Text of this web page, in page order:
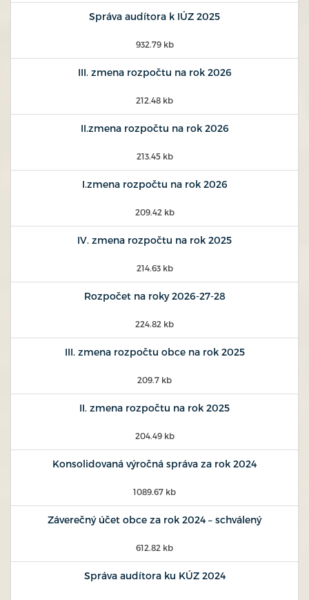
Správa audítora k IÚZ 2025
932.79 kb
III. zmena rozpočtu na rok 2026
212.48 kb
II.zmena rozpočtu na rok 2026
213.45 kb
I.zmena rozpočtu na rok 2026
209.42 kb
IV. zmena rozpočtu na rok 2025
214.63 kb
Rozpočet na roky 2026-27-28
224.82 kb
III. zmena rozpočtu obce na rok 2025
209.7 kb
II. zmena rozpočtu na rok 2025
204.49 kb
Konsolidovaná výročná správa za rok 2024
1089.67 kb
Záverečný účet obce za rok 2024 – schválený
612.82 kb
Správa audítora ku KÚZ 2024